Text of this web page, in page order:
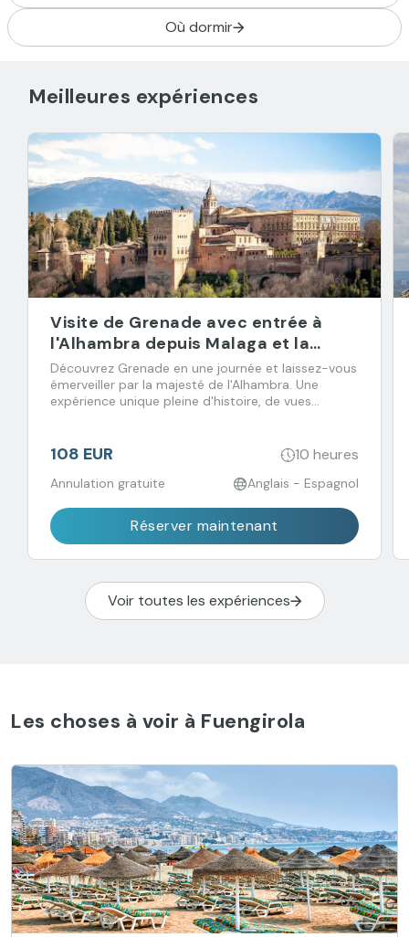
Où dormir
Meilleures expériences
Visite de Grenade avec entrée à
l'Alhambra depuis Malaga et la
Costa del Sol
Découvrez Grenade en une journée et laissez-vous
émerveiller par la majesté de l'Alhambra. Une
expérience unique pleine d'histoire, de vues
108 EUR 10 heures
Annulation gratuite Anglais - Espagnol
Réserver maintenant
Voir toutes les expériences
Les choses à voir à Fuengirola